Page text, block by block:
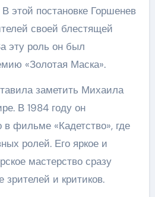
этой постановке Горшенев
своей блестящей
эту роль он был
«Золотая Маска».
заметить Михаила
В 1984 году он
фильме «Кадетство», где
ролей. Его яркое и
мастерство сразу
зрителей и критиков.